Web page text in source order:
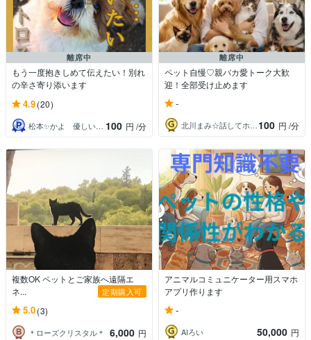
離席中
もう一度抱きしめて伝えたい！別れ
の辛さ寄り添います
4.9(20)
松本✨かよ 優しい時間 100 円 /分
離席中
ペット自慢♡親バカ愛トーク大歓
迎！全部受け止めます
-
北川まみ☆話してホッとroom 100 円 /分
複数OK ペットとご家族へ遠隔エ
ネ...
定期購入可
5.0(3)
＊ローズクリスタル＊ 6,000 円
アニマルコミュニケーター用スマホ
アプリ作ります
-
AIろい 50,000 円